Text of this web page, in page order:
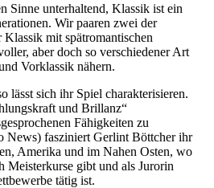
Sinne unterhaltend, Klassik ist ein
Wir paaren zwei der
Klassik mit spätromantischen
aber doch so verschiedener Art
Vorklassik nähern.
lässt sich ihr Spiel charakterisieren.
und Brillanz“
Fähigkeiten zu
News) fasziniert Gerlint Böttcher ihr
Amerika und im Nahen Osten, wo
Meisterkurse gibt und als Jurorin
tätig ist.